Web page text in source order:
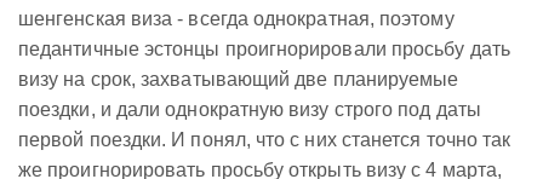
шенгенская виза - всегда однократная, поэтому
педантичные эстонцы проигнорировали просьбу дать
визу на срок, захватывающий две планируемые
поездки, и дали однократную визу строго под даты
первой поездки. И понял, что с них станется точно так
же проигнорировать просьбу открыть визу с 4 марта,